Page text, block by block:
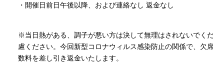
・開催日前日午後以降、および連絡なし 返金なし
※当日熱がある、調子が悪い方は決して無理はされないでく
慮ください。今回新型コロナウィルス感染防止の関係で、
数料を差し引き返金いたします。